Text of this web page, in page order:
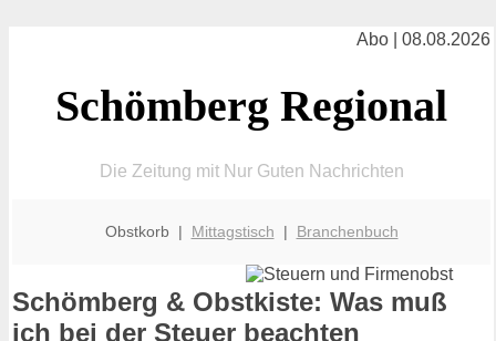
Abo | 08.08.2026
Schömberg Regional
Die Zeitung mit Nur Guten Nachrichten
Obstkorb | Mittagstisch | Branchenbuch
Schömberg & Obstkiste: Was muß
ich bei der Steuer beachten